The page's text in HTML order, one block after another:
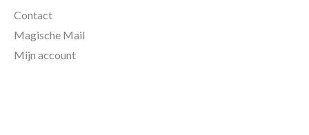
Contact
Magische Mail
Mijn account